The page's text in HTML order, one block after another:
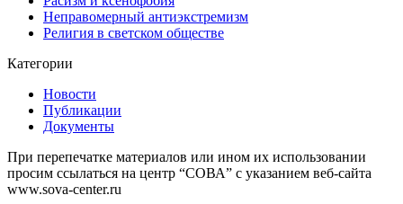
Неправомерный антиэкстремизм
Религия в светском обществе
Категории
Новости
Публикации
Документы
При перепечатке материалов или ином их использовании
просим ссылаться на центр “СОВА” с указанием веб-сайта
www.sova-center.ru